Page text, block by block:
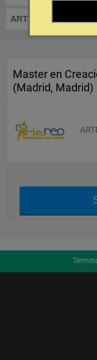
ARTENEO -
Master en
(Madrid, Madrid)